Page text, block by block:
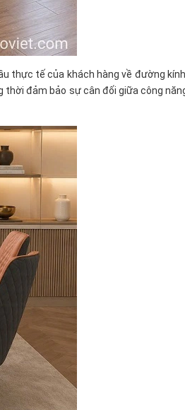
thực tế của khách hàng về đường
đảm bảo sự cân đối giữa công